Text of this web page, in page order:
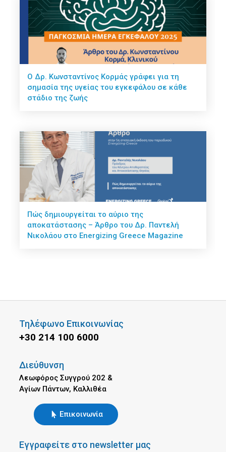
Ο Δρ. Κωνσταντίνος Κορμάς γράφει για τη
σημασία της υγείας του εγκεφάλου σε κάθε
στάδιο της ζωής
Πώς δημιουργείται το αύριο της
αποκατάστασης – Άρθρο του Δρ. Παντελή
Νικολάου στο Energizing Greece Magazine
Τηλέφωνο Επικοινωνίας
+30 214 100 6000
Διεύθυνση
Λεωφόρος Συγγρού 202 &
Αγίων Πάντων, Καλλιθέα
Επικοινωνία
Εγγραφείτε στο newsletter μας